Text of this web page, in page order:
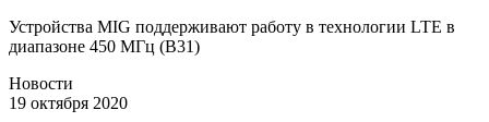
Устройства MIG поддерживают работу в технологии LTE в
диапазоне 450 МГц (В31)
Новости
19 октября 2020